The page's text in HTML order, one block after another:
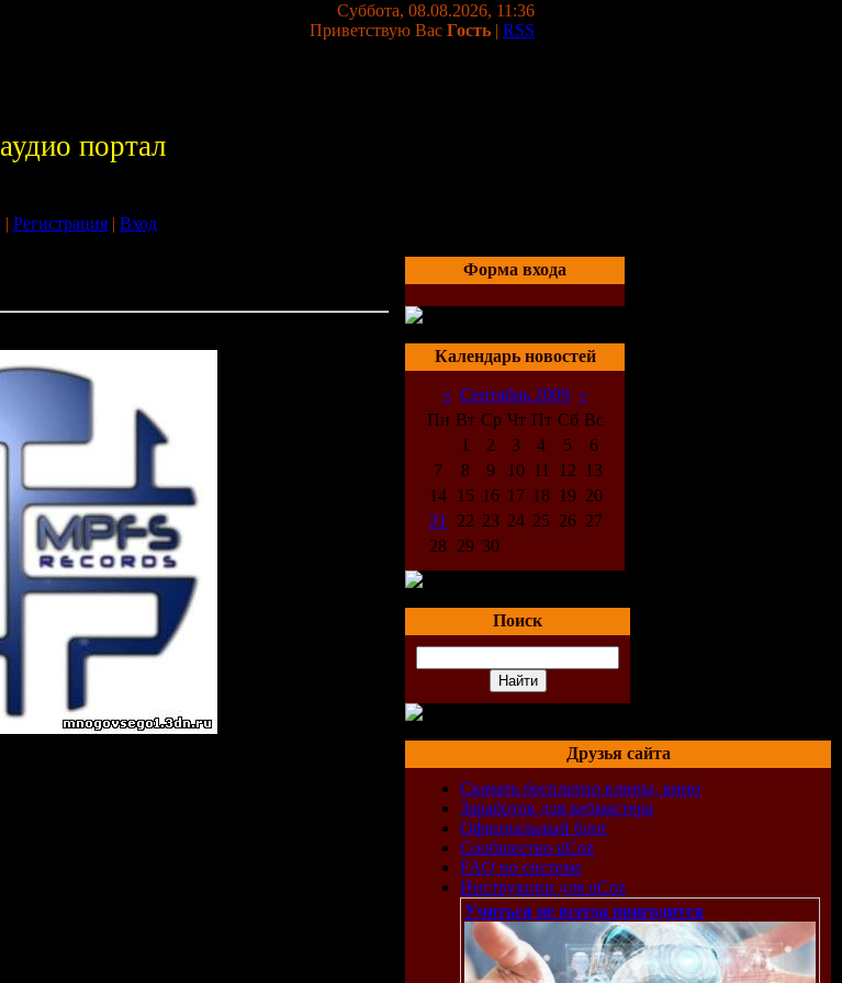
Суббота, 08.08.2026, 11:36
Приветствую Вас Гость | RSS
портал
| Регистрация| Вход
Форма входа
Календарь новостей
« Сентябрь 2009 »
Пн Вт Ср Чт Пт Сб Вс
1
2 3 4 5
6
7
8 9 10 11 12
13
14
15 16 17 18 19 20
21
22 23 24 25 26 27
28 29 30
Поиск
Друзья сайта
Скачать бесплатно клипы, кино
Заработок для вебмастера
Официальный блог
Сообщество uCoz
FAQ по системе
Инструкции для uCoz
Учиться не всегда пригодится